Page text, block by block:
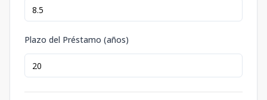
Plazo del Préstamo (años)